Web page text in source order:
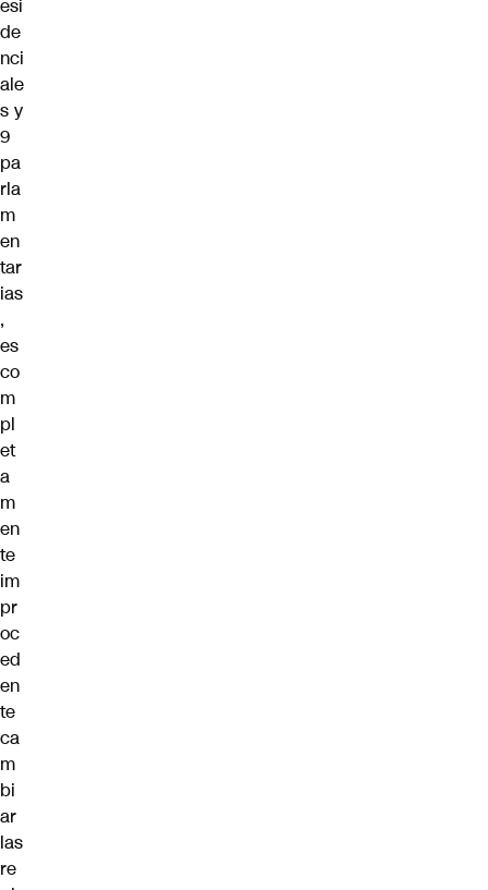
esi
de
nci
ale
s y
9
pa
rla
m
en
tar
ias
,
es
co
m
pl
et
a
m
en
te
im
pr
oc
ed
en
te
ca
m
bi
ar
las
re